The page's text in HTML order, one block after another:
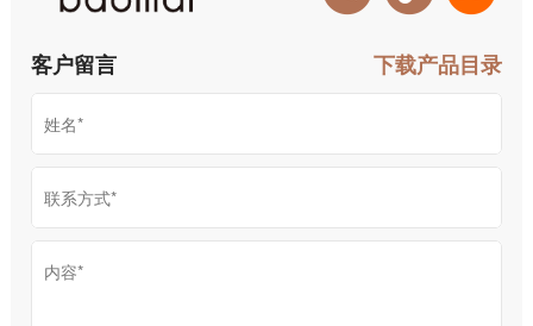
客户留言 下载产品目录